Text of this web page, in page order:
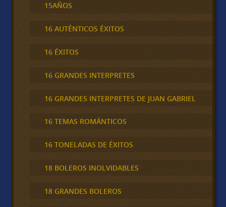
15AÑOS
16 AUTÉNTICOS ÉXITOS
16 ÉXITOS
16 GRANDES INTERPRETES
16 GRANDES INTERPRETES DE JUAN GABRIEL
16 TEMAS ROMÁNTICOS
16 TONELADAS DE ÉXITOS
18 BOLEROS INOLVIDABLES
18 GRANDES BOLEROS